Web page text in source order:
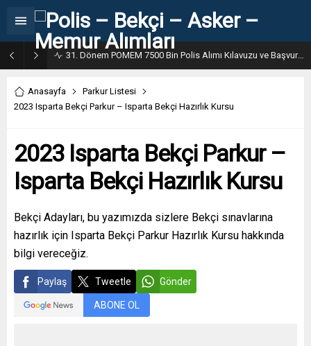
31. Dönem POMEM 7500 Bin Polis Alımı Kılavuzu ve Başvuru Ekranı
Anasayfa
Parkur Listesi
2023 Isparta Bekçi Parkur – Isparta Bekçi Hazırlık Kursu
2023 Isparta Bekçi Parkur –
Isparta Bekçi Hazırlık Kursu
Bekçi Adayları, bu yazımızda sizlere Bekçi sınavlarına
hazırlık için Isparta Bekçi Parkur Hazırlık Kursu hakkında
bilgi vereceğiz.
Paylaş Tweetle Gönder
ABONE OL